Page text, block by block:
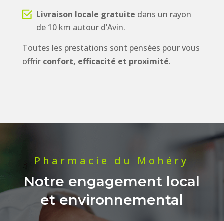
Livraison locale gratuite dans un rayon
de 10 km autour d’Avin.
Toutes les prestations sont pensées pour vous
offrir confort, efficacité et proximité.
Pharmacie du Mohéry
Notre engagement local
et environnemental